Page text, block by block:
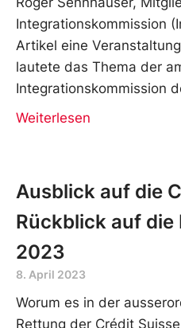
Integrationskommission
Artikel eine
lautete das Thema der
Integrationskommission
Weiterlesen
Ausblick auf die
Rückblick auf die
2023
8. April 2023
Worum es in der
Rettung der Crédit